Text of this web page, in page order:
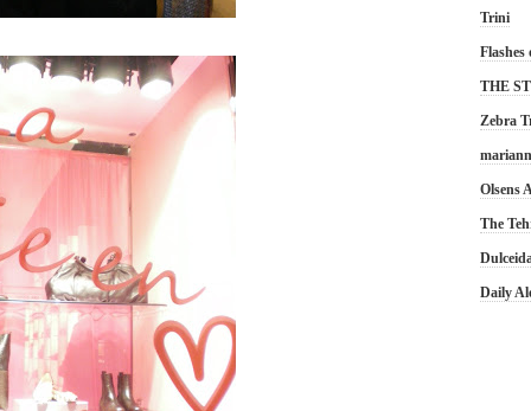
Trini
Flashes
THE
Zebra
Olsens
The
Daily